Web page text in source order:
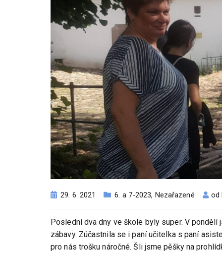
29. 6. 2021 6. a 7-2023, Nezařazené od
Poslední dva dny ve škole byly super. V
zábavy. Zúčastnila se i paní učitelka s paní
pro nás trošku náročné. Šli jsme pěšky na